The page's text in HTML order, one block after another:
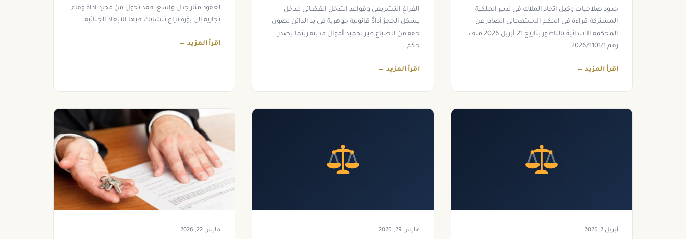
حدود صلاحيات وكيل اتحاد الملاك في تدبير الملكية
المشتركة قراءة في الحكم الاستعجالي الصادر عن
المحكمة الابتدائية بالناظور بتاريخ 21 أبريل 2026 ملف
رقم 2026/1101/1...
اقرأ المزيد ←
الفراغ التشريعي وقواعد التدخل القضائي مدخل
يشكل الحجز أداةً قانونية جوهرية في يد الدائن لصون
حقه من الضياع عبر تجميد أموال مدينه ريثما يصدر
حكم...
اقرأ المزيد ←
لعقود مثار جدل واسع؛ فقد تحول من مجرد اداة وفاء
تجارية إلى بؤرة نزاع تتشابك فيها الابعاد الجنائية...
اقرأ المزيد ←
أبريل 7, 2026 مارس 29, 2026 مارس 22, 2026